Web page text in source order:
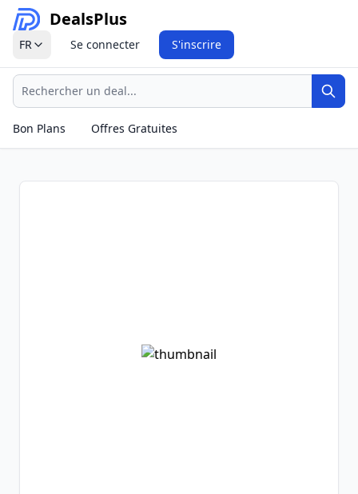
DealsPlus
FR Se connecter S'inscrire
Recherche
Bon Plans
Offres Gratuites